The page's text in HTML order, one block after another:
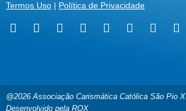
Termos Uso | Política de Privacidade
@2026 Associação Carismática Católica São Pio X
Desenvolvido pela ROX